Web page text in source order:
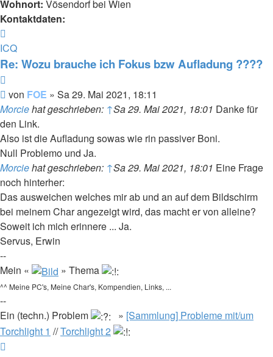
Wohnort: Vösendorf bei Wien
Kontaktdaten:
von
FOE
ICQ
Re: Wozu brauche ich Fokus bzw Aufladung ????
Beitrag
von FOE » Sa 29. Mai 2021, 18:11
Morciehat geschrieben: ↑Sa 29. Mai 2021, 18:01 Danke für
den Link.
Also ist die Aufladung sowas wie rin passiver Boni.
Null Problemo und Ja.
Morciehat geschrieben: ↑Sa 29. Mai 2021, 18:01 Eine Frage
noch hinterher:
Das ausweichen welches mir ab und an auf dem Bildschirm
bei meinem Char angezeigt wird, das macht er von alleine?
Soweit ich mich erinnere ... Ja.
Servus, Erwin
--
Mein «
» Thema
^^ Meine PC's, Meine Char's, Kompendien, Links, ...
--
Ein (techn.) Problem
» [Sammlung] Probleme mit/um
Torchlight 1 //Torchlight 2